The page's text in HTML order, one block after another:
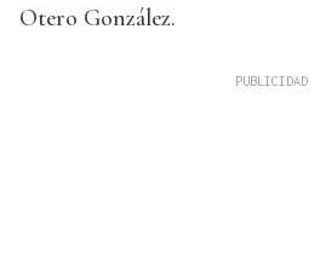
Otero González.